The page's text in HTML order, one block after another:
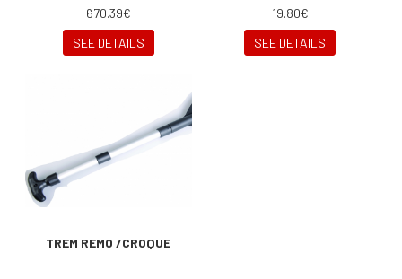
670.39€
SEE DETAILS
19.80€
SEE DETAILS
TREM REMO /CROQUE